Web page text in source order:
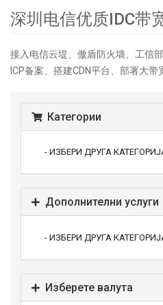
深圳电信优质IDC带
接入电信云堤、傲盾防火墙、工信
ICP备案、搭建CDN平台、部署大带
Категории
Дополнителни услуги
Изберете валута